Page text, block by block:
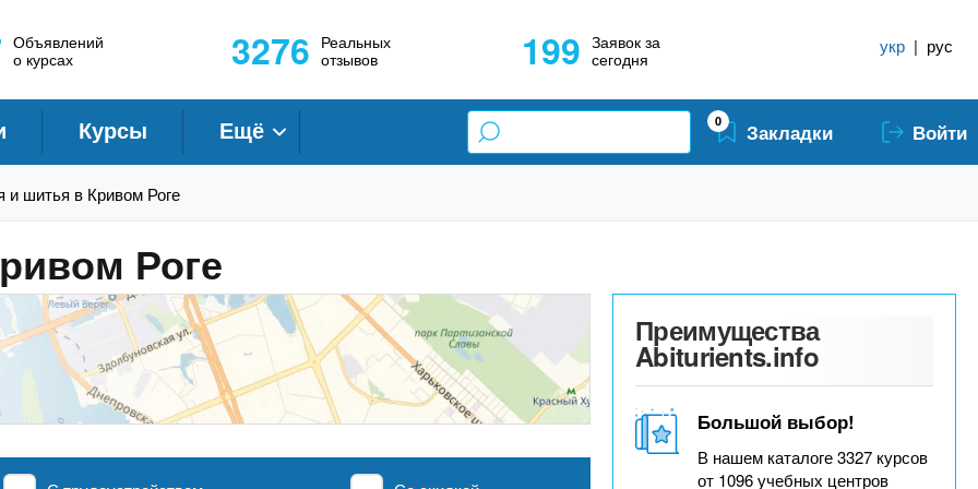
Объявлений
о курсах
3276 Реальных
отзывов
199 Заявок за
сегодня
укр | рус
Курсы Ещё 0 Закладки Войти
и шитья в Кривом Роге
Роге
Преимущества
Abiturients.info
Большой выбор!
В нашем каталоге 3327 курсов
от 1096 учебных центров